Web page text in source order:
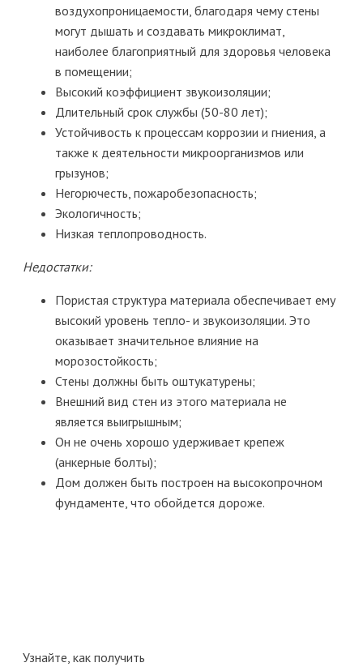
воздухопроницаемости, благодаря чему стены
могут дышать и создавать микроклимат,
наиболее благоприятный для здоровья человека
в помещении;
Высокий коэффициент звукоизоляции;
Длительный срок службы (50-80 лет);
Устойчивость к процессам коррозии и гниения, а
также к деятельности микроорганизмов или
грызунов;
Негорючесть, пожаробезопасность;
Экологичность;
Низкая теплопроводность.
Недостатки:
Пористая структура материала обеспечивает ему
высокий уровень тепло- и звукоизоляции. Это
оказывает значительное влияние на
морозостойкость;
Стены должны быть оштукатурены;
Внешний вид стен из этого материала не
является выигрышным;
Он не очень хорошо удерживает крепеж
(анкерные болты);
Дом должен быть построен на высокопрочном
фундаменте, что обойдется дороже.
Узнайте, как получить